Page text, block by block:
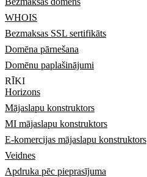
WHOIS
Bezmaksas SSL sertifikāts
Domēna pārnešana
Domēnu paplašinājumi
RĪKI
Horizons
Mājaslapu konstruktors
MI mājaslapu konstruktors
E-komercijas mājaslapu konstruktors
Veidnes
Apdruka pēc pieprasījuma